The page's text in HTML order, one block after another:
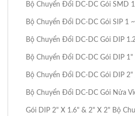
Bộ Chuyển Đổi DC-DC Gói SMD
Bộ Chuyển Đổi DC-DC Gói SIP 1
Bộ Chuyển Đổi DC-DC Gói DIP
Bộ Chuyển Đổi DC-DC Gói DIP
Bộ Chuyển Đổi DC-DC Gói DIP
Bộ Chuyển Đổi DC-DC Gói Nửa
Gói DIP 2" X 1.6" & 2" X 2" Bộ